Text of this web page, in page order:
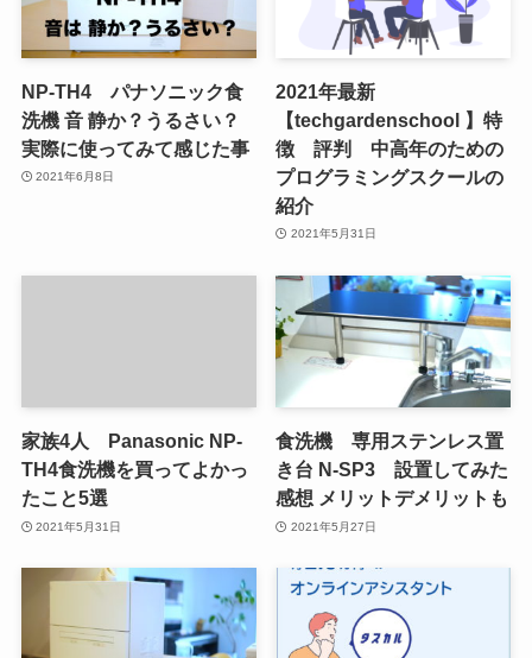
NP-TH4 パナソニック食
洗機 音 静か？うるさい？
実際に使ってみて感じた事
2021年6月8日
2021年最新
【techgardenschool 】特
徴 評判 中高年のための
プログラミングスクールの
紹介
2021年5月31日
家族4人 Panasonic NP-
TH4食洗機を買ってよかっ
たこと5選
2021年5月31日
食洗機 専用ステンレス置
き台 N-SP3 設置してみた
感想 メリットデメリットも
2021年5月27日